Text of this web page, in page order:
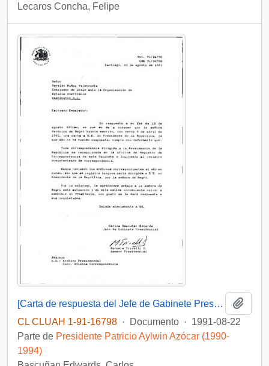
Lecaros Concha, Felipe
[Carta de respuesta del Jefe de Gabinete Presidencial dirigida al Embajador de Chile ante la Organización de Estados Americanos]
CL CLUAH 1-91-16798 · Documento · 1991-08-22
Parte de Presidente Patricio Aylwin Azócar (1990-
1994)